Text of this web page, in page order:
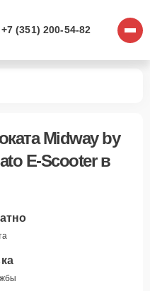
+7 (351) 200-54-82
Midway by
E-Scooterв